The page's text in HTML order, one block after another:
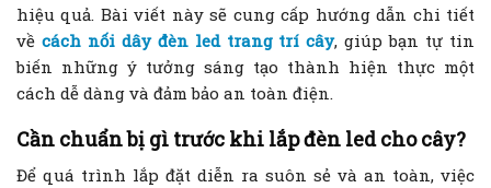
hiệu quả. Bài viết này sẽ cung cấp hướng dẫn chi tiết
về cách nối dây đèn led trang trí cây, giúp bạn tự tin
biến những ý tưởng sáng tạo thành hiện thực một
cách dễ dàng và đảm bảo an toàn điện.
Cần chuẩn bị gì trước khi lắp đèn led cho cây?
Để quá trình lắp đặt diễn ra suôn sẻ và an toàn, việc